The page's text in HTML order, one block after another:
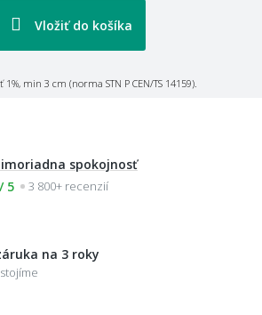
Vložiť do košíka
min 3 cm (norma STN P CEN/TS 14159).
spokojnosť
5
3 800+ recenzií
na 3 roky